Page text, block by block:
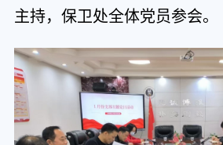
主持，保卫处全体党员参会。